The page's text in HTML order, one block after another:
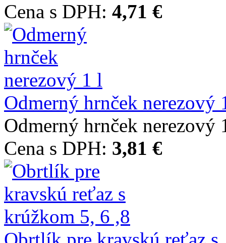
Cena s DPH: 4,71 €
Odmerný hrnček nerezový
Odmerný hrnček nerezový
Cena s DPH: 3,81 €